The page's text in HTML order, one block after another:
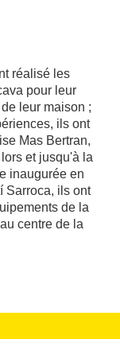
réalisé les
pour leur
leur maison ;
ils ont
Mas Bertran,
et jusqu'à la
inaugurée en
Sarroca, ils ont
de la
centre de la